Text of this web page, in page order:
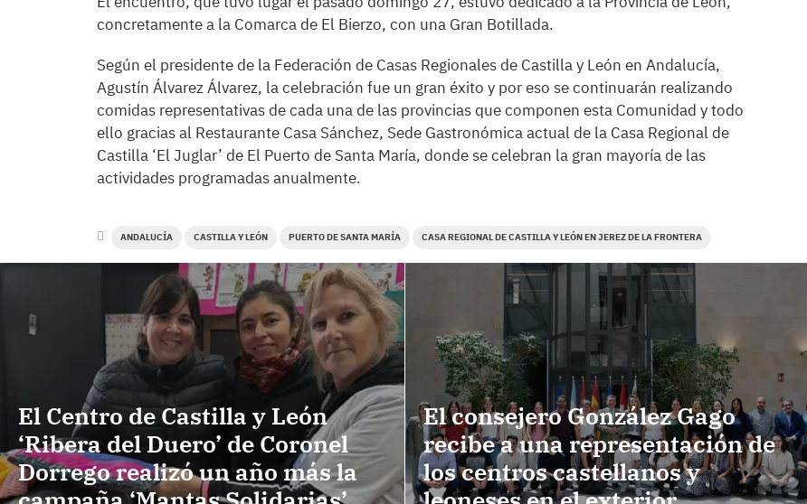
concretamente a la Comarca de El Bierzo, con una Gran Botillada.
Según el presidente de la Federación de Casas Regionales de Castilla y León en Andalucía,
Agustín Álvarez Álvarez, la celebración fue un gran éxito y por eso se continuarán realizando
comidas representativas de cada una de las provincias que componen esta Comunidad y todo
ello gracias al Restaurante Casa Sánchez, Sede Gastronómica actual de la Casa Regional de
Castilla ‘El Juglar’ de El Puerto de Santa María, donde se celebran la gran mayoría de las
actividades programadas anualmente.
ANDALUCÍA CASTILLA Y LEÓN PUERTO DE SANTA MARÍA CASA REGIONAL DE CASTILLA Y LEÓN EN JEREZ DE LA FRONTERA
El Centro de Castilla y León
‘Ribera del Duero’ de Coronel
Dorrego realizó un año más la
El consejero González Gago
recibe a una representación de
los centros castellanos y